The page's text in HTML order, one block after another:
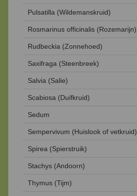
Pulsatilla (Wildemanskruid)
Rosmarinus officinalis (Rozemarijn)
Rudbeckia (Zonnehoed)
Saxifraga (Steenbreek)
Salvia (Salie)
Scabiosa (Duifkruid)
Sedum
Sempervivum (Huislook of vetkruid)
Spirea (Spierstruik)
Stachys (Andoorn)
Thymus (Tijm)